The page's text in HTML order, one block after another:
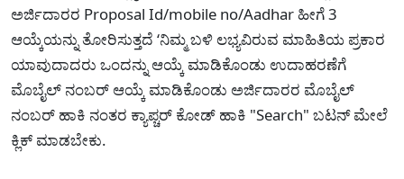
ಅರ್ಜಿದಾರರ Proposal Id/mobile no/Aadhar ಹೀಗೆ 3
ಆಯ್ಕೆಯನ್ನು ತೋರಿಸುತ್ತದೆ ‘ನಿಮ್ಮ ಬಳಿ ಲಭ್ಯವಿರುವ ಮಾಹಿತಿಯ ಪ್ರಕಾರ
ಯಾವುದಾದರು ಒಂದನ್ನು ಆಯ್ಕೆ ಮಾಡಿಕೊಂಡು ಉದಾಹರಣೆಗೆ
ಮೊಬೈಲ್ ನಂಬರ್ ಆಯ್ಕೆ ಮಾಡಿಕೊಂಡು ಅರ್ಜಿದಾರರ ಮೊಬೈಲ್
ನಂಬರ್ ಹಾಕಿ ನಂತರ ಕ್ಯಾಪ್ಚರ್ ಕೋಡ್ ಹಾಕಿ "Search" ಬಟನ್ ಮೇಲೆ
ಕ್ಲಿಕ್ ಮಾಡಬೇಕು.